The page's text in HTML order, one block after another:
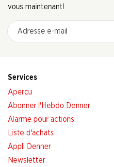
vous maintenant!
Adresse e-mail
Services
Aperçu
Abonner l'Hebdo Denner
Alarme pour actions
Liste d'achats
Appli Denner
Newsletter